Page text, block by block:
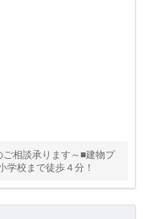
相談承ります～■建物プ
学校まで徒歩４分！